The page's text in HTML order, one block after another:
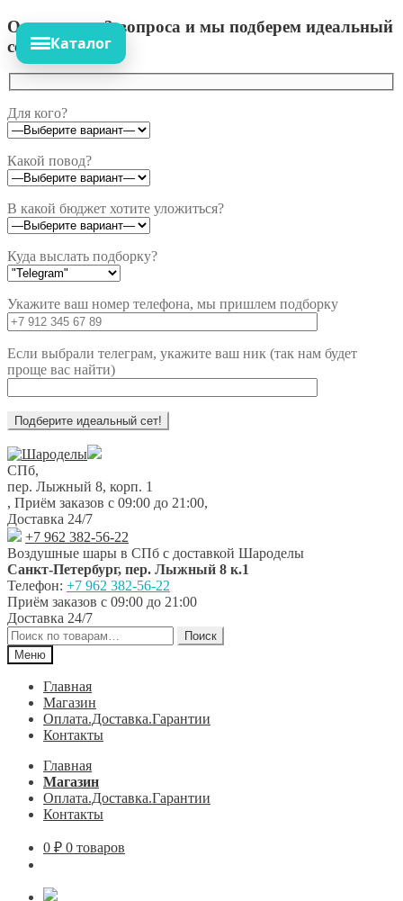
Ответьте на 3 вопроса и мы подберем идеальный
сет!
Для кого?
Какой повод?
В какой бюджет хотите уложиться?
Куда выслать подборку?
Укажите ваш номер телефона, мы пришлем подборку
Если выбрали телеграм, укажите ваш ник (так нам будет
проще вас найти)
Перейти
к
навигации
Перейти
к
содержимому
СПб,
пер. Лыжный 8, корп. 1
, Приём заказов с 09:00 до 21:00,
Доставка 24/7
+7 962 382-56-22
Воздушные шары в СПб с доставкой Шароделы
Санкт-Петербург, пер. Лыжный 8 к.1
Телефон: +7 962 382-56-22
Приём заказов с 09:00 до 21:00
Доставка 24/7
Искать:
Поиск
Меню
Главная
Магазин
Оплата.Доставка.Гарантии
Контакты
Главная
Магазин
Оплата.Доставка.Гарантии
Контакты
0 ₽ 0 товаров
Каталог